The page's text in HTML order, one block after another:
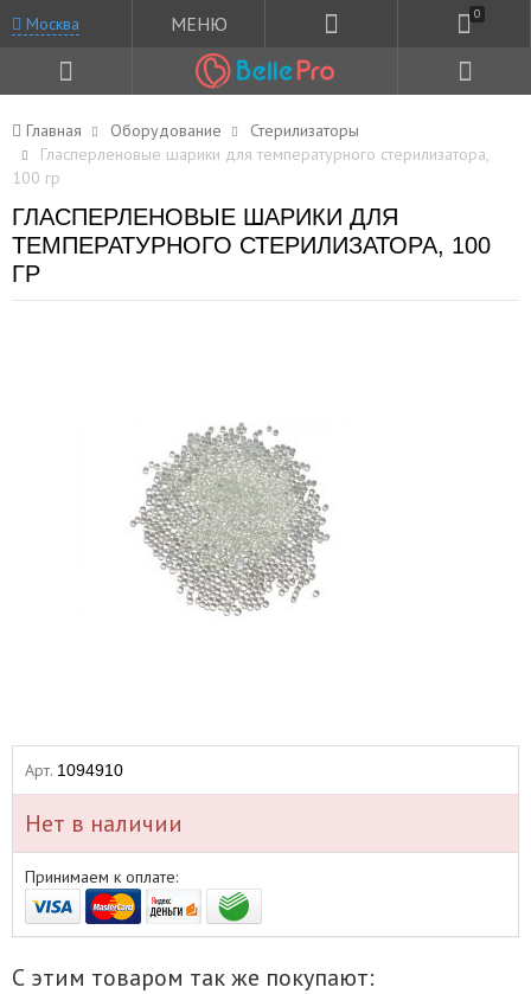
Москва МЕНЮ 0
Главная Оборудование
Стерилизаторы
Гласперленовые шарики для температурного стерилизатора,
100 гр
ГЛАСПЕРЛЕНОВЫЕ ШАРИКИ ДЛЯ
ТЕМПЕРАТУРНОГО СТЕРИЛИЗАТОРА, 100
ГР
Арт. 1094910
Нет в наличии
Принимаем к оплате:
С этим товаром так же покупают: